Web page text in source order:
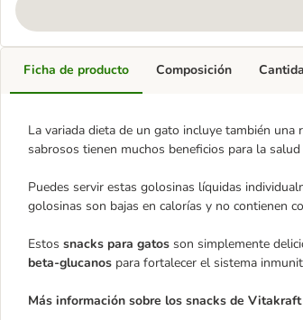
Ficha de producto
La variada dieta de un gato incluye también una
sabrosos tienen muchos beneficios para la
Puedes servir estas golosinas líquidas
golosinas son bajas en calorías y no contienen
Estos snacks para gatos son simplemente
beta-glucanos para fortalecer el sistema
Más información sobre los snacks de
Composición